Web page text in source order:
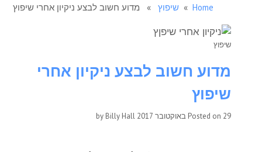
Home
» שיפוץ» מדוע חשוב לבצע ניקיון אחרי שיפוץ
שיפוץ
מדוע חשוב לבצע ניקיון אחרי
שיפוץ
Posted on 29 באוקטובר 2017 by
Billy Hall